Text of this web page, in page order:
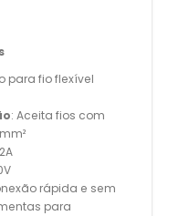
para fio flexível
: Aceita fios com
rápida e sem
para